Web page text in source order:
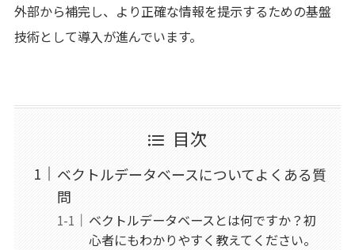
外部から補完し、より正確な情報を提示するための基盤
技術として導入が進んでいます。
目次
ベクトルデータベースについてよくある質
問
ベクトルデータベースとは何ですか？初
心者にもわかりやすく教えてください。